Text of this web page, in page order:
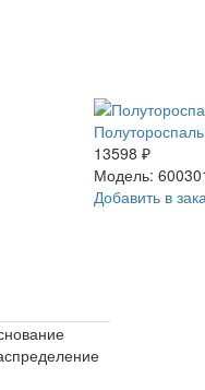
13598 ₽
Модель:
Добавить в